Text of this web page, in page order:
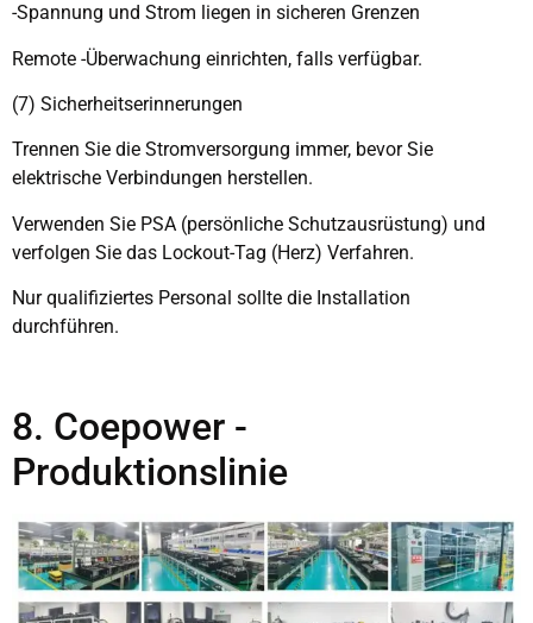
-Spannung und Strom liegen in sicheren Grenzen
Remote -Überwachung einrichten, falls verfügbar.
(7) Sicherheitserinnerungen
Trennen Sie die Stromversorgung immer, bevor Sie
elektrische Verbindungen herstellen.
Verwenden Sie PSA (persönliche Schutzausrüstung) und
verfolgen Sie das Lockout-Tag (Herz) Verfahren.
Nur qualifiziertes Personal sollte die Installation
durchführen.
8. Coepower -
Produktionslinie